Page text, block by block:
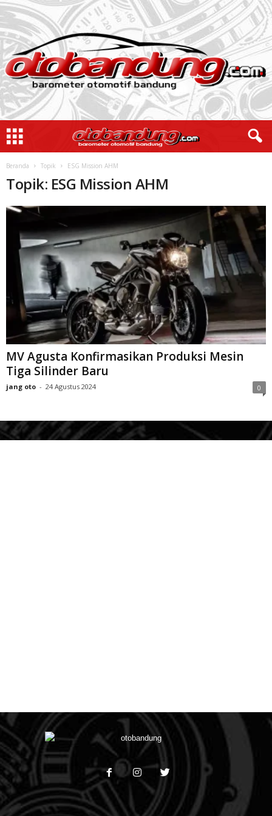
Beranda Topik ESG Mission AHM
Topik: ESG Mission AHM
MV Agusta Konfirmasikan Produksi Mesin
Tiga Silinder Baru
jang oto - 24 Agustus 2024 0